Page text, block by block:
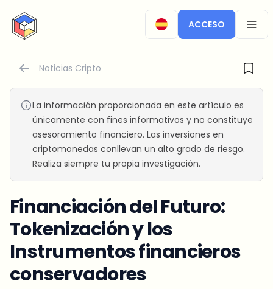
CryptoTicker
ACCESO
Noticias Cripto
La información proporcionada en este artículo es
únicamente con fines informativos y no constituye
asesoramiento financiero. Las inversiones en
criptomonedas conllevan un alto grado de riesgo.
Realiza siempre tu propia investigación.
Financiación del Futuro:
Tokenización y los
Instrumentos financieros
conservadores